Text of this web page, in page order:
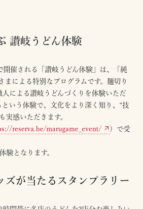
讃岐うどん体験
開催される「讃岐うどん体験」は、「純
まによる特別なプログラムです。麺切り
人による讃岐うどんづくりを体験いただ
という体験で、文化をより深く知り、“技
実感いただきます。​
reserva.be/marugame_event/ ） で受
験となります。
ズが当たるスタンプラリー